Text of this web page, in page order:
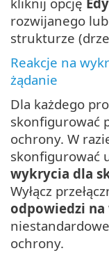
rozwijanego
strukturze
Reakcje na
żądanie
Dla każdego
skonfigurować
ochrony. W
skonfigurować
wykrycia dla
Wyłącz
odpowiedzi
ochrony.